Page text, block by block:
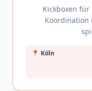
Kickboxen für
Koordination
📍 Köln